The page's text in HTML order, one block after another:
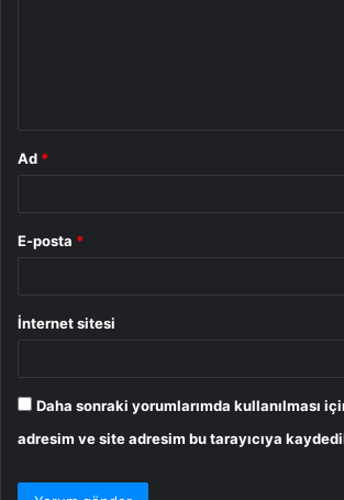
Ad *
E-posta *
İnternet sitesi
Daha sonraki yorumlarımda kullanılması
adresim ve site adresim bu tarayıcıya